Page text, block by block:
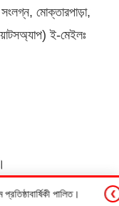
সংলগ্ন, মোক্তারপাড়া,
ই-মেইলঃ
❮ দক্ষিণ